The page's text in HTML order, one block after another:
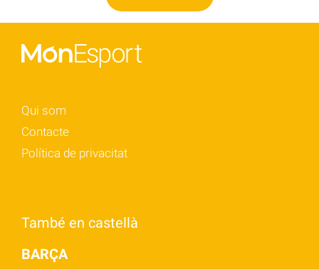
Qui som
Contacte
Política de privacitat
També en castellà
BARÇA